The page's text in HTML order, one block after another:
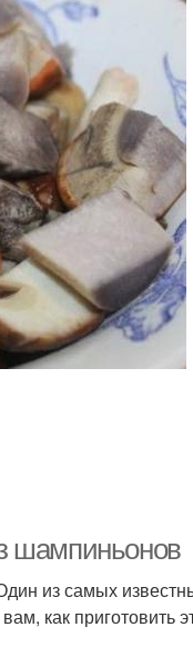
шампиньонов
из самых
как приготовить